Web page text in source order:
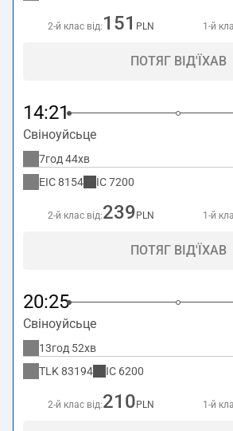
2-й клас від: 151 PLN 1-й
ПОТЯГ ВІД'ЇХАВ
14:21
Свіноуйсьце
7год 44хв
EIC8154 IC7200
2-й клас від:239 PLN 1-й
ПОТЯГ ВІД'ЇХАВ
20:25
Свіноуйсьце
13год 52хв
TLK 83194 IC 6200
2-й клас від:210 PLN 1-й